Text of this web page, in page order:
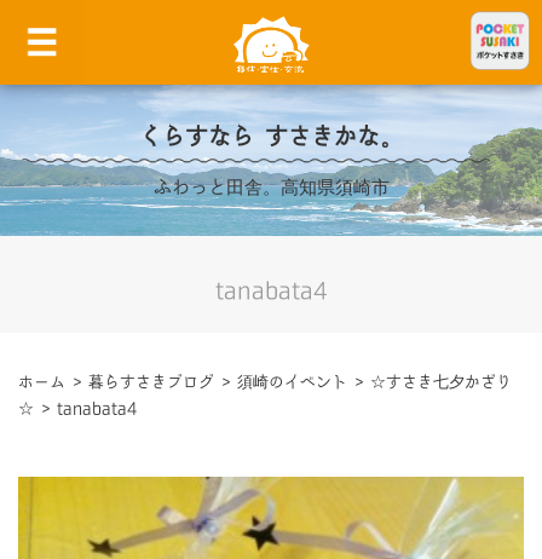
くらすなら すさきかな。
ふわっと田舎。高知県須崎市
tanabata4
ホーム > 暮らすさきブログ > 須崎のイベント > ☆すさき七夕かざり
☆ > tanabata4